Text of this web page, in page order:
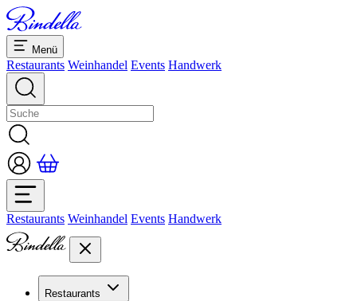
Menü
Restaurants Weinhandel Events Handwerk
Restaurants Weinhandel Events Handwerk
Restaurants